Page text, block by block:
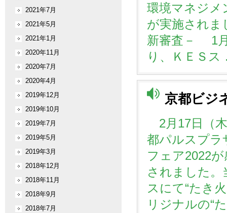
環境マネジメ
が実施されま
新審査－ 1月
り、ＫＥＳ
京都ビジ
2月17日（
都パルスプラ
フェア2022
されました。
スにて“たき
リジナルの“
2021年7月
2021年5月
2021年1月
2020年11月
2020年7月
2020年4月
2019年12月
2019年10月
2019年7月
2019年5月
2019年3月
2018年12月
2018年11月
2018年9月
2018年7月